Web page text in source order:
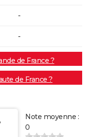
-
-
de France ?
de France ?
Note moyenne :
0